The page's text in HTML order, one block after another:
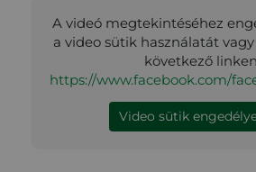
A videó megtekintéséhez
a video sütik használatát
következő
https://www.facebook.com/
Video sütik